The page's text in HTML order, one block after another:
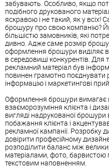
забувають. Особливо, якщо
подібного друкованого
яскравою і не такий, як у всіх!
брошуру про свою компанію?
більшістю замовників, які
дивно. Адже саме розмір
оформлення брошури виділяє
в середовищі конкурентів.
рекламний матеріал був
повинен грамотно поєднувати
інформацію і маркетингові
Оформлення брошури вимагає
взаєморозуміння клієнта і
вигляді надрукованої брошури
побажання клієнта і
рекламної кампанії.
довірити професійному
розподілити баланс між
матеріалами, фото, барвистою
текстовим наповненням.